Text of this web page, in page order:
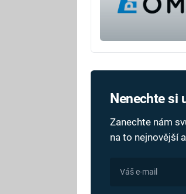
Nenechte si
Zanechte nám
na to nejnovější